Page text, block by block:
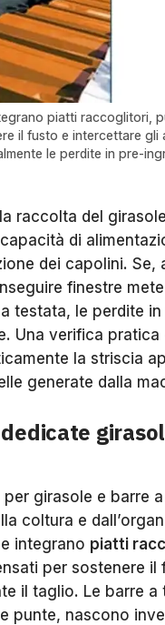
piatti raccoglitori,
il fusto e intercettare gli
le perdite in pre-
raccolta del
di
dei capolini. Se,
finestre
testata, le perdite
Una verifica pratica
la striscia
generate dalla
girasole e barre
coltura e
integrano piatti
per sostenere il
il taglio. Le barre
punte, nascono